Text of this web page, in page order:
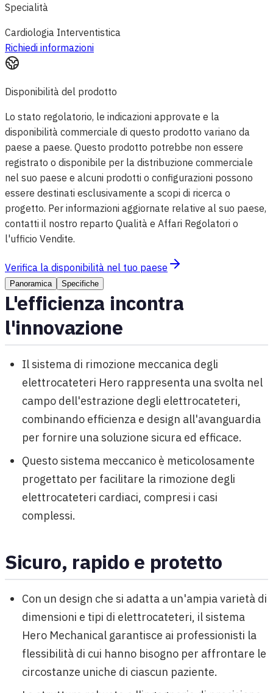
Specialità
Cardiologia Interventistica
Richiedi informazioni
Disponibilità del prodotto
Lo stato regolatorio, le indicazioni approvate e la
disponibilità commerciale di questo prodotto variano da
paese a paese. Questo prodotto potrebbe non essere
registrato o disponibile per la distribuzione commerciale
nel suo paese e alcuni prodotti o configurazioni possono
essere destinati esclusivamente a scopi di ricerca o
progetto. Per informazioni aggiornate relative al suo paese,
contatti il nostro reparto Qualità e Affari Regolatori o
l'ufficio Vendite.
Verifica la disponibilità nel tuo paese
Panoramica Specifiche
L'efficienza incontra
l'innovazione
Il sistema di rimozione meccanica degli
elettrocateteri Hero rappresenta una svolta nel
campo dell'estrazione degli elettrocateteri,
combinando efficienza e design all'avanguardia
per fornire una soluzione sicura ed efficace.
Questo sistema meccanico è meticolosamente
progettato per facilitare la rimozione degli
elettrocateteri cardiaci, compresi i casi
complessi.
Sicuro, rapido e protetto
Con un design che si adatta a un'ampia varietà di
dimensioni e tipi di elettrocateteri, il sistema
Hero Mechanical garantisce ai professionisti la
flessibilità di cui hanno bisogno per affrontare le
circostanze uniche di ciascun paziente.